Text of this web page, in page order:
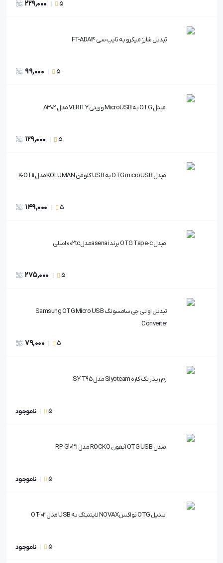
5
229,000
تبدیل شارژ میکرو به تایپ سی FT-ADA14
5
99,000
مبدل OTG به MicroUSB وریتی VERITY مدل A302
5
129,000
مبدل OTG microUSB به USB کلومن KOLUMANمدل K-OT11
5
149,000
مبدل OTG Tape-c برند asenaiمدل002tc اصلی
5
275,000
تبدیل او تی جی سامسونگ Samsung OTG Micro USB
Converter
5
79,000
رم ریدر تک کاره Siyoteam مدل SY-T95
5 ناموجود
مبدل OTG USB آیفون ROCKO مدل RP-G103i
5 ناموجود
تبدیل OTG نواکسNOVAX لایتنینگ به USB مدل OT-02
5 ناموجود